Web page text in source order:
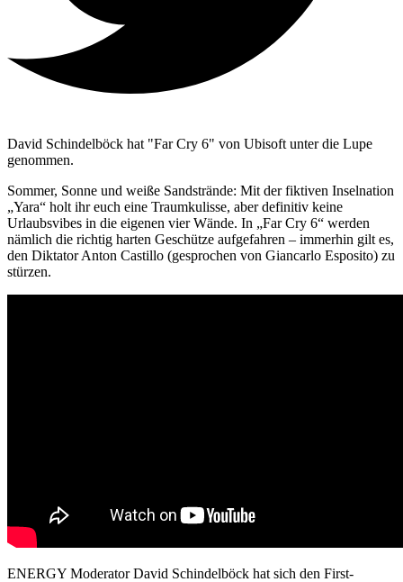
David Schindelböck hat "Far Cry 6" von Ubisoft unter die Lupe
genommen.
Sommer, Sonne und weiße Sandstrände: Mit der fiktiven Inselnation
„Yara“ holt ihr euch eine Traumkulisse, aber definitiv keine
Urlaubsvibes in die eigenen vier Wände. In „Far Cry 6“ werden
nämlich die richtig harten Geschütze aufgefahren – immerhin gilt es,
den Diktator Anton Castillo (gesprochen von Giancarlo Esposito) zu
stürzen.
ENERGY Moderator David Schindelböck hat sich den First-